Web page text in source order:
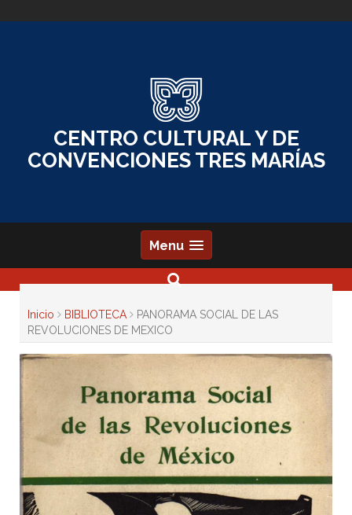
to
CENTRO CULTURAL Y DE
CONVENCIONES TRES MARÍAS
Menu
Inicio BIBLIOTECA
PANORAMA SOCIAL DE LAS
REVOLUCIONES DE MEXICO